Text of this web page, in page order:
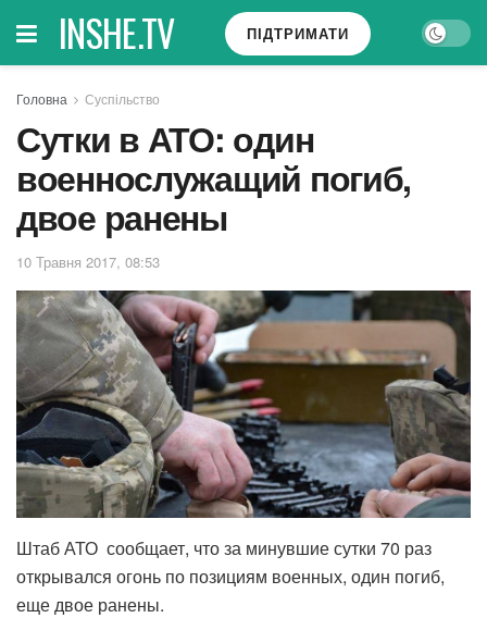
INSHE.TV ПІДТРИМАТИ
Головна Суспільство
Сутки в АТО: один
военнослужащий погиб,
двое ранены
10 Травня 2017, 08:53
Штаб АТО сообщает, что за минувшие сутки 70 раз
открывался огонь по позициям военных, один погиб,
еще двое ранены.